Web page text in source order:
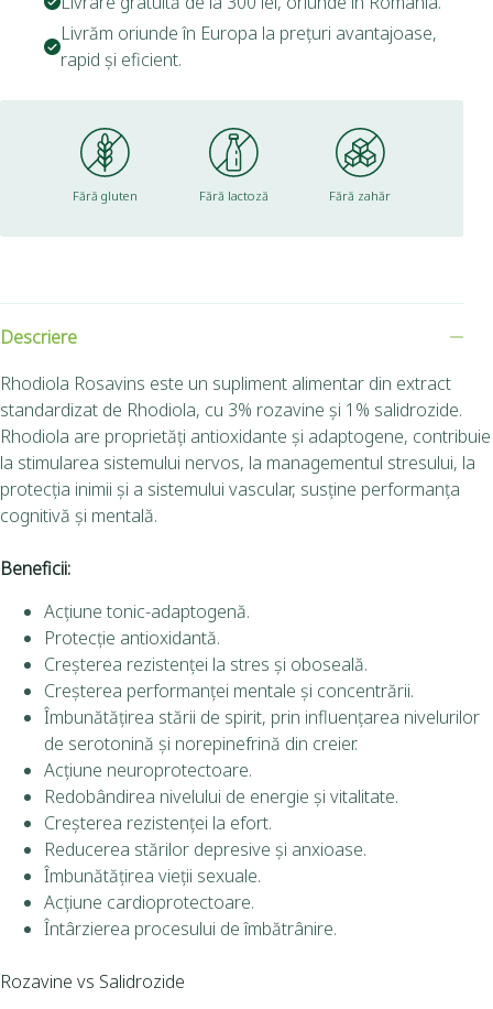
Livrăm oriunde în Europa la prețuri avantajoase,
rapid și eficient.
Fără gluten Fără lactoză Fără zahăr
Descriere
Rhodiola Rosavins este un supliment alimentar din extract
standardizat de Rhodiola, cu 3% rozavine și 1% salidrozide.
Rhodiola are proprietăți antioxidante și adaptogene, contribuie
la stimularea sistemului nervos, la managementul stresului, la
protecția inimii și a sistemului vascular, susține performanța
cognitivă și mentală.
Beneficii:
Acțiune tonic-adaptogenă.
Protecție antioxidantă.
Creșterea rezistenței la stres și oboseală.
Creșterea performanței mentale și concentrării.
Îmbunătățirea stării de spirit, prin influențarea nivelurilor
de serotonină și norepinefrină din creier.
Acțiune neuroprotectoare.
Redobândirea nivelului de energie și vitalitate.
Creșterea rezistenței la efort.
Reducerea stărilor depresive și anxioase.
Îmbunătățirea vieții sexuale.
Acțiune cardioprotectoare.
Întârzierea procesului de îmbătrânire.
Rozavine vs Salidrozide